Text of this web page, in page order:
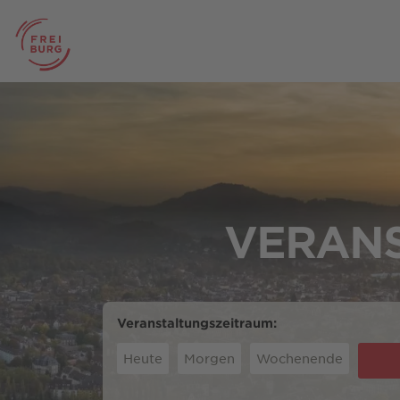
Veranstaltungszeitraum:
Heute Morgen Wochenende